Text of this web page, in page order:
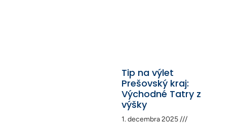
Tip na výlet
Prešovský kraj:
Východné Tatry z
výšky
1. decembra 2025